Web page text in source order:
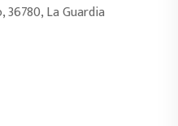
36780, La Guardia